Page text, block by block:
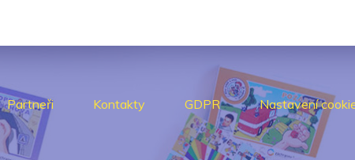
Partneři Kontakty GDPR Nastavení